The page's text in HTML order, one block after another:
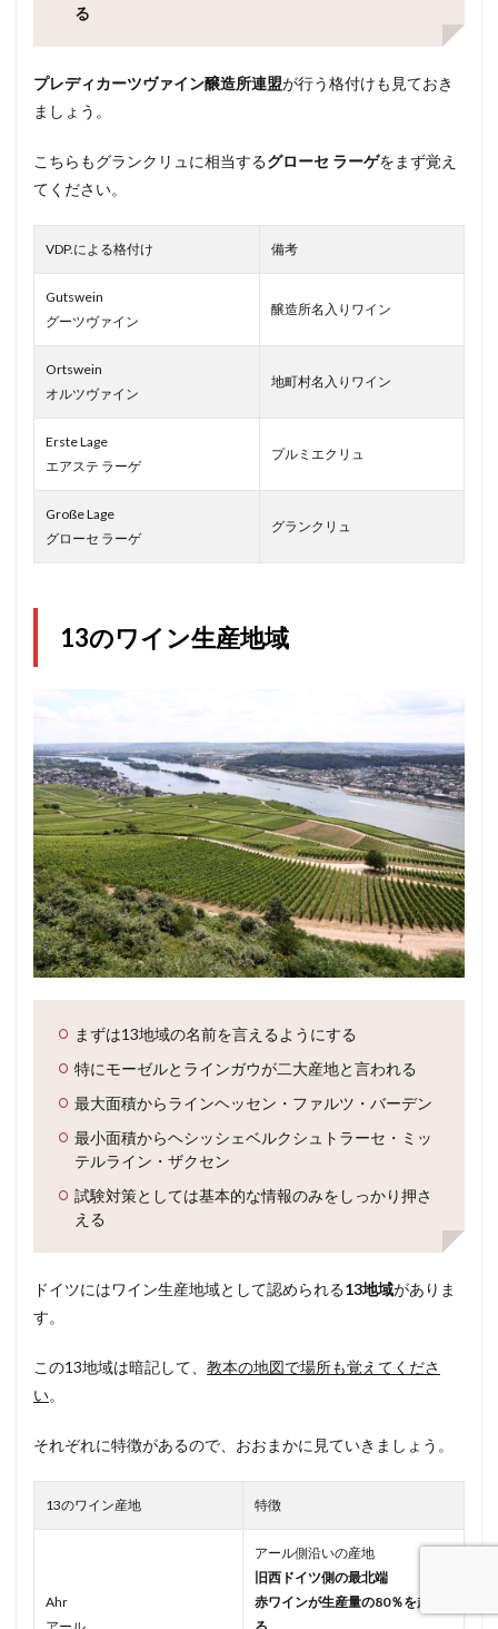
る
プレディカーツヴァイン醸造所連盟が行う格付けも見ておき
ましょう。
こちらもグランクリュに相当するグローセ ラーゲをまず覚え
てください。
VDP.による格付け 備考
Gutswein
グーツヴァイン
醸造所名入りワイン
Ortswein
オルツヴァイン
地町村名入りワイン
Erste Lage
エアステ ラーゲ
プルミエクリュ
Große Lage
グローセ ラーゲ
グランクリュ
13のワイン生産地域
まずは13地域の名前を言えるようにする
特にモーゼルとラインガウが二大産地と言われる
最大面積からラインヘッセン・ファルツ・バーデン
最小面積からヘシッシェベルクシュトラーセ・ミッ
テルライン・ザクセン
試験対策としては基本的な情報のみをしっかり押さ
える
ドイツにはワイン生産地域として認められる13地域がありま
す。
この13地域は暗記して、 教本の地図で場所も覚えてくださ
い。
それぞれに特徴があるので、おおまかに見ていきましょう。
13のワイン産地 特徴
Ahr
アール側沿いの産地
旧西ドイツ側の最北端
赤ワインが生産量の80％を超え